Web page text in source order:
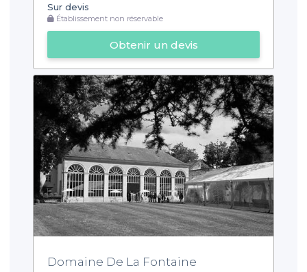
Sur devis
Établissement non réservable
Obtenir un devis
Domaine De La Fontaine